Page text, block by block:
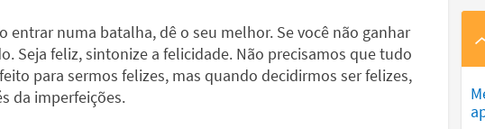
entrar numa batalha, dê o seu melhor. Se você não ganhar
Seja feliz, sintonize a felicidade. Não precisamos que tudo
para sermos felizes, mas quando decidirmos ser felizes,
da imperfeições.